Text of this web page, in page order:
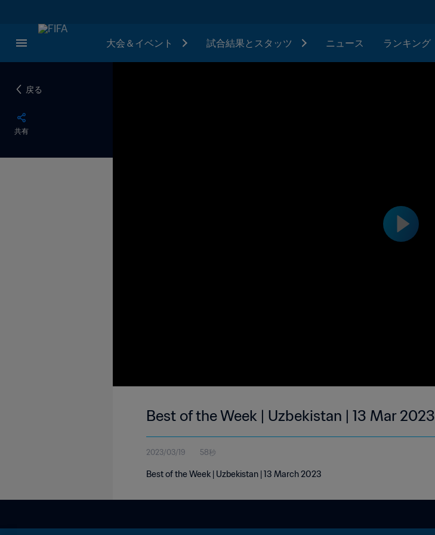
大会＆イベント 試合結果とスタッツ ニュース ランキング
戻る
共有
Best of the Week | Uzbekistan | 13 Mar 2023
2023/03/19 58秒
Best of the Week | Uzbekistan | 13 March 2023